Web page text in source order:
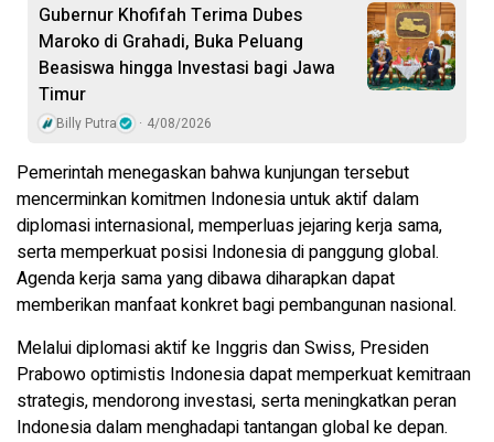
Gubernur Khofifah Terima Dubes
Maroko di Grahadi, Buka Peluang
Beasiswa hingga Investasi bagi Jawa
Timur
Billy Putra 4/08/2026
Pemerintah menegaskan bahwa kunjungan tersebut
mencerminkan komitmen Indonesia untuk aktif dalam
diplomasi internasional, memperluas jejaring kerja sama,
serta memperkuat posisi Indonesia di panggung global.
Agenda kerja sama yang dibawa diharapkan dapat
memberikan manfaat konkret bagi pembangunan nasional.
Melalui diplomasi aktif ke Inggris dan Swiss, Presiden
Prabowo optimistis Indonesia dapat memperkuat kemitraan
strategis, mendorong investasi, serta meningkatkan peran
Indonesia dalam menghadapi tantangan global ke depan.